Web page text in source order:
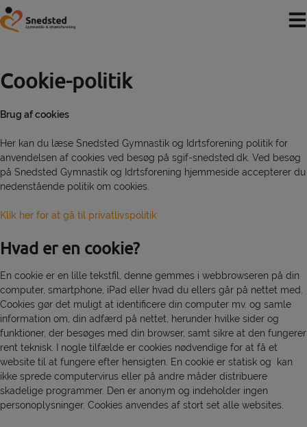
Hop
til
indholdet
Cookie-politik
Brug af cookies
Her kan du læse Snedsted Gymnastik og Idrtsforening politik for
anvendelsen af cookies ved besøg på sgif-snedsted.dk. Ved besøg
på Snedsted Gymnastik og Idrtsforening hjemmeside accepterer du
nedenstående politik om cookies.
Klik her for at gå til privatlivspolitik
Hvad er en cookie?
En cookie er en lille tekstfil, denne gemmes i webbrowseren på din
computer, smartphone, iPad eller hvad du ellers går på nettet med.
Cookies gør det muligt at identificere din computer mv. og samle
information om, din adfærd på nettet, herunder hvilke sider og
funktioner, der besøges med din browser, samt sikre at den fungerer
rent teknisk. I nogle tilfælde er cookies nødvendige for at få et
website til at fungere efter hensigten. En cookie er statisk og kan
ikke sprede computervirus eller på andre måder distribuere
skadelige programmer. Den er anonym og indeholder ingen
personoplysninger. Cookies anvendes af stort set alle websites.